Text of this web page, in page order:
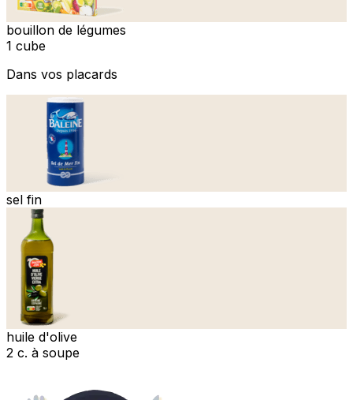
bouillon de légumes
1 cube
Dans vos placards
sel fin
huile d'olive
2 c. à soupe